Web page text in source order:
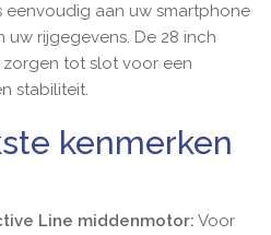
eenvoudig aan uw smartphone
rijgegevens. De 28 inch
tot slot voor een
stabiliteit.
kenmerken
Line middenmotor: Voor